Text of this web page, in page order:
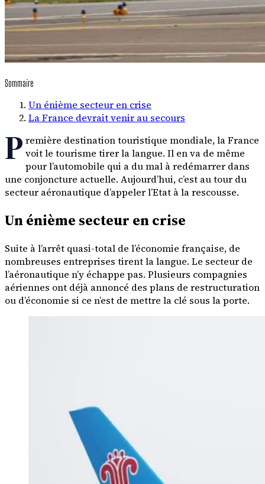
Sommaire
Un énième secteur en crise
La France devrait venir au secours
P remière destination touristique mondiale, la France
voit le tourisme tirer la langue. Il en va de même
pour l’automobile qui a du mal à redémarrer dans
une conjoncture actuelle. Aujourd’hui, c’est au tour du
secteur aéronautique d’appeler l’Etat à la rescousse.
Un énième secteur en crise
Suite à l’arrêt quasi-total de l’économie française, de
nombreuses entreprises tirent la langue. Le secteur de
l’aéronautique n’y échappe pas. Plusieurs compagnies
aériennes ont déjà annoncé des plans de restructuration
ou d’économie si ce n’est de mettre la clé sous la porte.